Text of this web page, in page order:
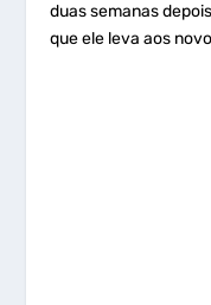
duas semanas
que ele leva aos